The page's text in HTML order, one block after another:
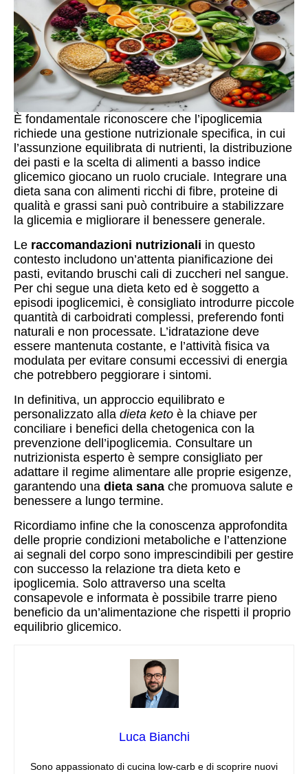
È fondamentale riconoscere che l’ipoglicemia
richiede una gestione nutrizionale specifica, in cui
l’assunzione equilibrata di nutrienti, la distribuzione
dei pasti e la scelta di alimenti a basso indice
glicemico giocano un ruolo cruciale. Integrare una
dieta sana con alimenti ricchi di fibre, proteine di
qualità e grassi sani può contribuire a stabilizzare
la glicemia e migliorare il benessere generale.
Le raccomandazioni nutrizionali in questo
contesto includono un’attenta pianificazione dei
pasti, evitando bruschi cali di zuccheri nel sangue.
Per chi segue una dieta keto ed è soggetto a
episodi ipoglicemici, è consigliato introdurre piccole
quantità di carboidrati complessi, preferendo fonti
naturali e non processate. L’idratazione deve
essere mantenuta costante, e l’attività fisica va
modulata per evitare consumi eccessivi di energia
che potrebbero peggiorare i sintomi.
In definitiva, un approccio equilibrato e
personalizzato alla dieta keto è la chiave per
conciliare i benefici della chetogenica con la
prevenzione dell’ipoglicemia. Consultare un
nutrizionista esperto è sempre consigliato per
adattare il regime alimentare alle proprie esigenze,
garantendo una dieta sana che promuova salute e
benessere a lungo termine.
Ricordiamo infine che la conoscenza approfondita
delle proprie condizioni metaboliche e l’attenzione
ai segnali del corpo sono imprescindibili per gestire
con successo la relazione tra dieta keto e
ipoglicemia. Solo attraverso una scelta
consapevole e informata è possibile trarre pieno
beneficio da un’alimentazione che rispetti il proprio
equilibrio glicemico.
Luca Bianchi
Sono appassionato di cucina low‑carb e di scoprire nuovi